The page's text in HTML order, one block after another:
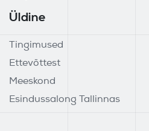
Üldine
Tingimused
Ettevõttest
Meeskond
Esindussalong Tallinnas